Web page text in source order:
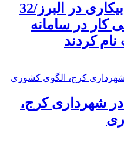
کاهش نرخ بیکاری در البرز/32
کار در سامانه
نام کردند
در شهرداری کرج،